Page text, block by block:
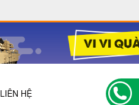
LIÊN HỆ